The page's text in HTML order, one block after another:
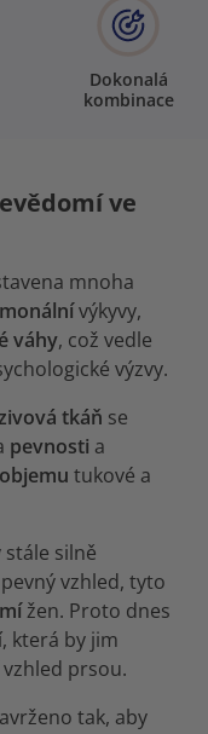
Dokonalá
kombinace
ve
mnoha
výkyvy,
váhy, což vedle
výzvy.
tkáň se
pevnosti a
objemu tukové a
stále silně
vzhled, tyto
žen. Proto dnes
která by jim
prsou.
tak, aby